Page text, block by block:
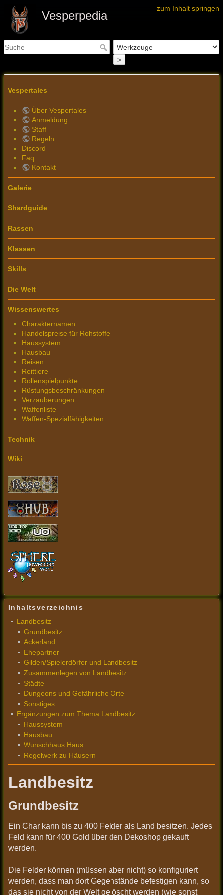
zum Inhalt springen
Vesperpedia
>
Vespertales
Über Vespertales
Anmeldung
Staff
Regeln
Discord
Faq
Kontakt
Galerie
Shardguide
Rassen
Klassen
Skills
Die Welt
Wissenswertes
Charakternamen
Handelspreise für Rohstoffe
Haussystem
Hausbau
Reisen
Reittiere
Rollenspielpunkte
Rüstungsbeschränkungen
Verzauberungen
Waffenliste
Waffen-Spezialfähigkeiten
Technik
Wiki
Inhaltsverzeichnis
Landbesitz
Grundbesitz
Ackerland
Ehepartner
Gilden/Spielerdörfer und Landbesitz
Zusammenlegen von Landbesitz
Städte
Dungeons und Gefährliche Orte
Sonstiges
Ergänzungen zum Thema Landbesitz
Haussystem
Hausbau
Wunschhaus Haus
Regelwerk zu Häusern
Landbesitz
Grundbesitz
Ein Char kann bis zu 400 Felder als Land besitzen. Jedes
Feld kann für 400 Gold über den Dekoshop gekauft
werden.
Die Felder können (müssen aber nicht) so konfiguriert
werden, dass man dort Gegenstände befestigen kann, so
das sie nicht von der Welt gelöscht werden (wie sonst